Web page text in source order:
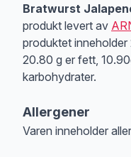
Bratwurst
produkt levert av
produktet
20.80 g er fett,
karbohydrater.
Allergener
Varen inneholder